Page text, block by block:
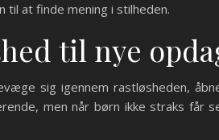
til at finde mening i stilheden.
til nye
sig igennem rastløsheden,
men når børn ikke straks får